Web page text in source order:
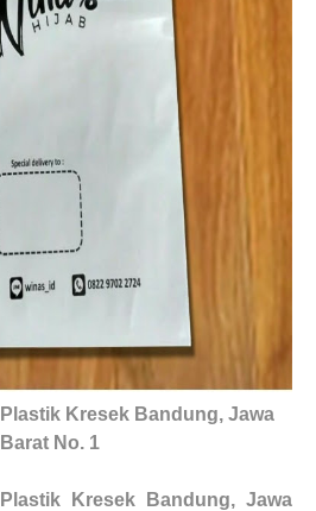
Kresek Bandung, Jawa
Barat No. 1
Kresek Bandung, Jawa